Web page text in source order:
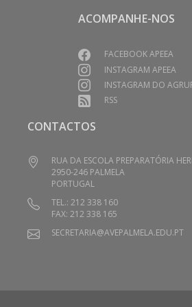
ACOMPANHE-NOS
FACEBOOK APEEA
INSTAGRAM APEEA
INSTAGRAM DO
RSS
CONTACTOS
RUA DA ESCOLA PREPARATÓRIA
2950-246 PALMELA
PORTUGAL
TEL.: 212 338 160
FAX: 212 338 165
SECRETARIA@AVEPALMELA.EDU.PT